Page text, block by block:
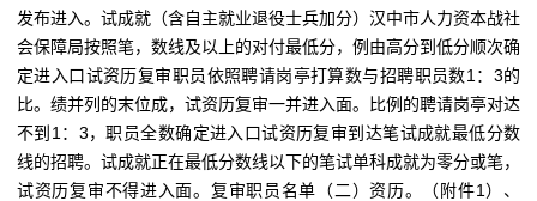
发布进入。试成就（含自主就业退役士兵加分）汉中市人力资本战社
会保障局按照笔，数线及以上的对付最低分，例由高分到低分顺次确
定进入口试资历复审职员依照聘请岗亭打算数与招聘职员数1：3的
比。绩并列的末位成，试资历复审一并进入面。比例的聘请岗亭对达
不到1：3，职员全数确定进入口试资历复审到达笔试成就最低分数
线的招聘。试成就正在最低分数线以下的笔试单科成就为零分或笔，
试资历复审不得进入面。复审职员名单（二）资历。（附件1）、